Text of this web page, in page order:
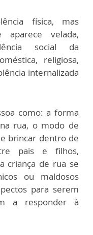
física, mas
velada,
social da
religiosa,
internalizada
como: a forma
rua, o modo de
brincar dentro de
pais e filhos,
criança de rua se
ou maldosos
para serem
a responder à